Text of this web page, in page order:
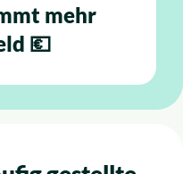
mehr
💶